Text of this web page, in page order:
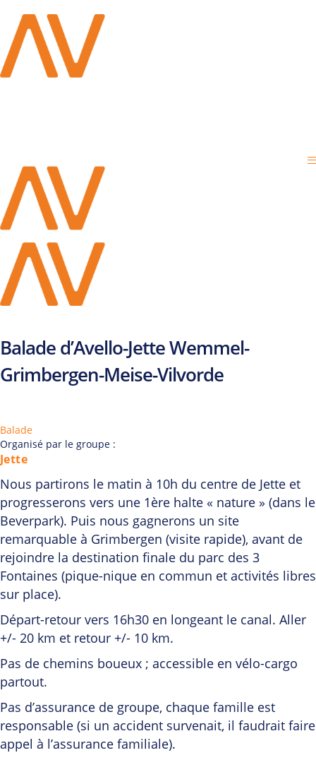
Balade d’Avello-Jette Wemmel-
Grimbergen-Meise-Vilvorde
Balade
Organisé par le groupe :
Jette
Nous partirons le matin à 10h du centre de Jette et
progresserons vers une 1ère halte « nature » (dans le
Beverpark). Puis nous gagnerons un site
remarquable à Grimbergen (visite rapide), avant de
rejoindre la destination finale du parc des 3
Fontaines (pique-nique en commun et activités libres
sur place).
Départ-retour vers 16h30 en longeant le canal. Aller
+/- 20 km et retour +/- 10 km.
Pas de chemins boueux ; accessible en vélo-cargo
partout.
Pas d’assurance de groupe, chaque famille est
responsable (si un accident survenait, il faudrait faire
appel à l’assurance familiale).